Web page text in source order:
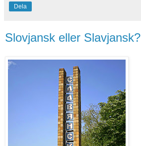
Dela
Slovjansk eller Slavjansk?